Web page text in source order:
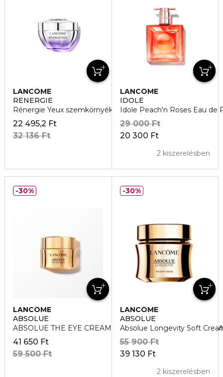
LANCÔME
RENERGIE
Rénergie Yeux szemkörnyékápoló krém
22 495,2 Ft
32 136 Ft
LANCÔME
IDOLE
Idole Peach'n Roses Eau de
20 300 Ft
29 000 Ft
2 kiszerelésben
LANCÔME
ABSOLUE
ABSOLUE THE EYE CREAM SZEMKÖRNYÉKÁPOLÓ KRÉM
41 650 Ft
59 500 Ft
30%
LANCÔME
ABSOLUE
Absolue Longevity Soft
39 130 Ft
55 900 Ft
2 kiszerelésben
30%